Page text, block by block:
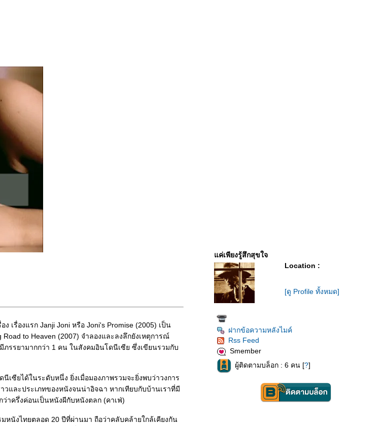
เรื่องแรก Janji Joni หรือ Joni's Promise (2005) เป็น
to Heaven (2007) จำลองและลงลึกยังเหตุการณ์
ภรรยามากกว่า 1 คน ในสังคมอินโดนีเซีย ซึ่งเขียนรวมกับ
เซียได้ในระดับหนึ่ง ยิ่งเมื่อมองภาพรวมจะยิ่งพบว่าวงการ
และประเภทของหนังจนน่าอิจฉา หากเทียบกับบ้านเราที่มี
าครึ่งค่อนเป็นหนังผีกับหนังตลก (คาเฟ่)
หนังไทยตลอด 20 ปีที่ผ่านมา ถือว่าคลับคล้ายใกล้เคียงกัน
ค่เพียงรู้สึกสุขใจ
Location :
[ดู Profile ทั้งหมด]
ฝากข้อความหลังไมค์
Rss Feed
Smember
ผู้ติดตามบล็อก : 6 คน [?]